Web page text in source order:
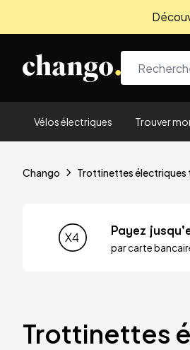
Vélos électriques Trouver
Chango Trottinettes électriques
Payez
par carte
Trottinettes